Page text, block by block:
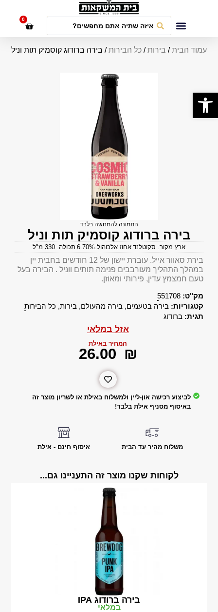
0
עמוד הבית/ בירות/ כל הבירות/ בירה ברודוג קוסמיק תות וניל
התמונה להמחשה בלבד
בירה ברודוג קוסמיק תות וניל
ארץ מקור: סקוטלנד אחוז אלכוהול:6.70% תכולה: 330 מ"ל
בירת סאוור אייל. עוברת יישון של 12 חודשים בחבית יין
במהלך התהליך מעורבבים פנימה תותים ווניל . הבירה בעל
טעם חמצמץ עדין, פירותי ומאוזן.
מק"ט:551708
קטגוריות: בירה בטעמים,בירה מהעולם,בירות, כל הבירות
תגית: ברודוג
אזל במלאי
המחיר באילת
‎26.00 ₪
לביצוע רכישה און-ליין ולמשלוח באילת או לשריון מוצר זה
באיסוף מסניף אילת בלבד!
משלוח מהיר עד הבית איסוף חינם - אילת
לקוחות שקנו מוצר זה התעניינו גם...
בירה ברודוג IPA
במלאי
פתח סרגל נגישות